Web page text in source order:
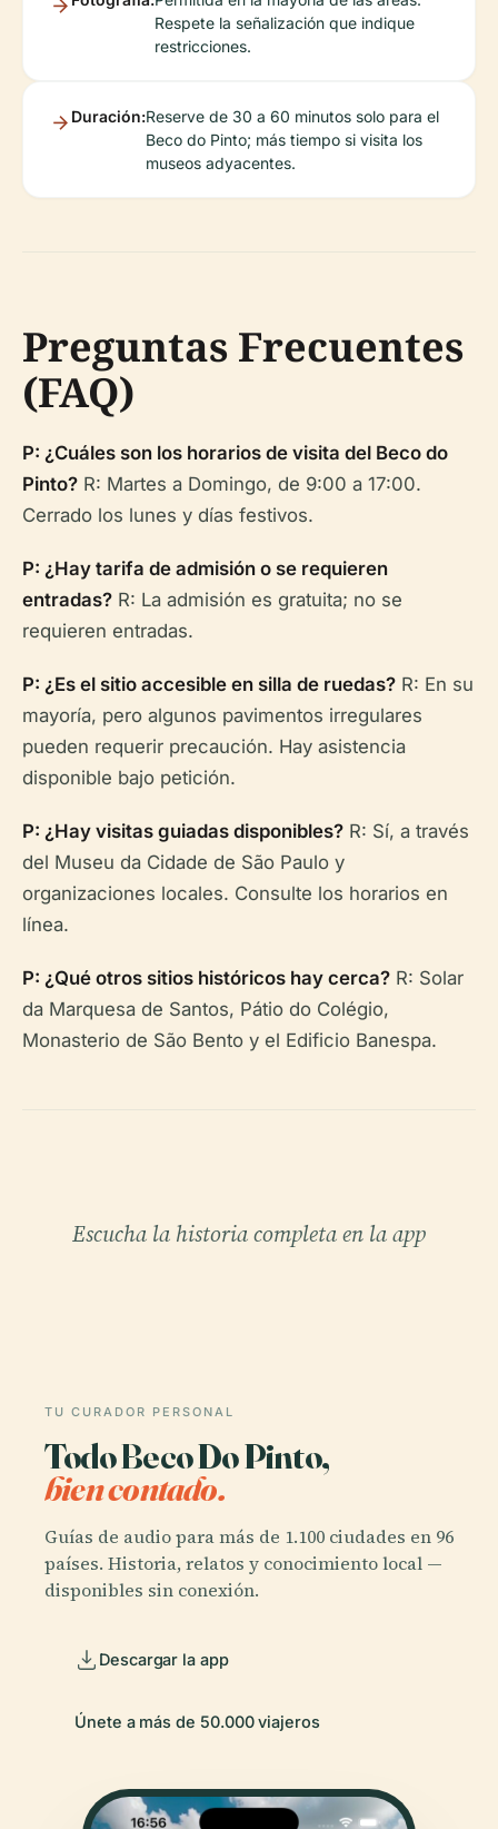
Respete la señalización que indique
restricciones.
Duración:Reserve de 30 a 60 minutos solo para el
Beco do Pinto; más tiempo si visita los
museos adyacentes.
Preguntas Frecuentes
(FAQ)
P: ¿Cuáles son los horarios de visita del Beco do
Pinto? R: Martes a Domingo, de 9:00 a 17:00.
Cerrado los lunes y días festivos.
P: ¿Hay tarifa de admisión o se requieren
entradas? R: La admisión es gratuita; no se
requieren entradas.
P: ¿Es el sitio accesible en silla de ruedas? R: En su
mayoría, pero algunos pavimentos irregulares
pueden requerir precaución. Hay asistencia
disponible bajo petición.
P: ¿Hay visitas guiadas disponibles? R: Sí, a través
del Museu da Cidade de São Paulo y
organizaciones locales. Consulte los horarios en
línea.
P: ¿Qué otros sitios históricos hay cerca? R: Solar
da Marquesa de Santos, Pátio do Colégio,
Monasterio de São Bento y el Edificio Banespa.
Escucha la historia completa en la app
TU CURADOR PERSONAL
Todo Beco Do Pinto,
bien contado.
Guías de audio para más de 1.100 ciudades en 96
países. Historia, relatos y conocimiento local —
disponibles sin conexión.
Descargar la app
Únete a más de 50.000 viajeros